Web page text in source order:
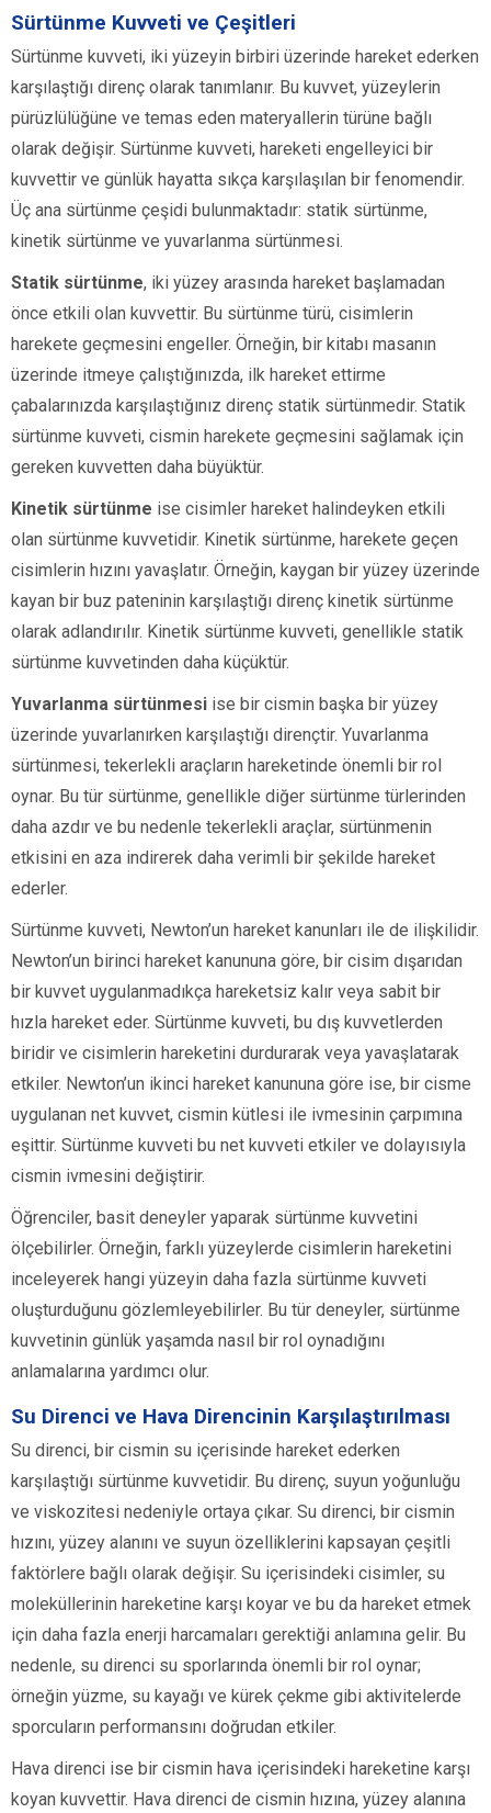
Sürtünme Kuvveti ve Çeşitleri
Sürtünme kuvveti, iki yüzeyin birbiri üzerinde hareket ederken
karşılaştığı direnç olarak tanımlanır. Bu kuvvet, yüzeylerin
pürüzlülüğüne ve temas eden materyallerin türüne bağlı
olarak değişir. Sürtünme kuvveti, hareketi engelleyici bir
kuvvettir ve günlük hayatta sıkça karşılaşılan bir fenomendir.
Üç ana sürtünme çeşidi bulunmaktadır: statik sürtünme,
kinetik sürtünme ve yuvarlanma sürtünmesi.
Statik sürtünme, iki yüzey arasında hareket başlamadan
önce etkili olan kuvvettir. Bu sürtünme türü, cisimlerin
harekete geçmesini engeller. Örneğin, bir kitabı masanın
üzerinde itmeye çalıştığınızda, ilk hareket ettirme
çabalarınızda karşılaştığınız direnç statik sürtünmedir. Statik
sürtünme kuvveti, cismin harekete geçmesini sağlamak için
gereken kuvvetten daha büyüktür.
Kinetik sürtünme ise cisimler hareket halindeyken etkili
olan sürtünme kuvvetidir. Kinetik sürtünme, harekete geçen
cisimlerin hızını yavaşlatır. Örneğin, kaygan bir yüzey üzerinde
kayan bir buz pateninin karşılaştığı direnç kinetik sürtünme
olarak adlandırılır. Kinetik sürtünme kuvveti, genellikle statik
sürtünme kuvvetinden daha küçüktür.
Yuvarlanma sürtünmesi ise bir cismin başka bir yüzey
üzerinde yuvarlanırken karşılaştığı dirençtir. Yuvarlanma
sürtünmesi, tekerlekli araçların hareketinde önemli bir rol
oynar. Bu tür sürtünme, genellikle diğer sürtünme türlerinden
daha azdır ve bu nedenle tekerlekli araçlar, sürtünmenin
etkisini en aza indirerek daha verimli bir şekilde hareket
ederler.
Sürtünme kuvveti, Newton’un hareket kanunları ile de ilişkilidir.
Newton’un birinci hareket kanununa göre, bir cisim dışarıdan
bir kuvvet uygulanmadıkça hareketsiz kalır veya sabit bir
hızla hareket eder. Sürtünme kuvveti, bu dış kuvvetlerden
biridir ve cisimlerin hareketini durdurarak veya yavaşlatarak
etkiler. Newton’un ikinci hareket kanununa göre ise, bir cisme
uygulanan net kuvvet, cismin kütlesi ile ivmesinin çarpımına
eşittir. Sürtünme kuvveti bu net kuvveti etkiler ve dolayısıyla
cismin ivmesini değiştirir.
Öğrenciler, basit deneyler yaparak sürtünme kuvvetini
ölçebilirler. Örneğin, farklı yüzeylerde cisimlerin hareketini
inceleyerek hangi yüzeyin daha fazla sürtünme kuvveti
oluşturduğunu gözlemleyebilirler. Bu tür deneyler, sürtünme
kuvvetinin günlük yaşamda nasıl bir rol oynadığını
anlamalarına yardımcı olur.
Su Direnci ve Hava Direncinin Karşılaştırılması
Su direnci, bir cismin su içerisinde hareket ederken
karşılaştığı sürtünme kuvvetidir. Bu direnç, suyun yoğunluğu
ve viskozitesi nedeniyle ortaya çıkar. Su direnci, bir cismin
hızını, yüzey alanını ve suyun özelliklerini kapsayan çeşitli
faktörlere bağlı olarak değişir. Su içerisindeki cisimler, su
moleküllerinin hareketine karşı koyar ve bu da hareket etmek
için daha fazla enerji harcamaları gerektiği anlamına gelir. Bu
nedenle, su direnci su sporlarında önemli bir rol oynar;
örneğin yüzme, su kayağı ve kürek çekme gibi aktivitelerde
sporcuların performansını doğrudan etkiler.
Hava direnci ise bir cismin hava içerisindeki hareketine karşı
koyan kuvvettir. Hava direnci de cismin hızına, yüzey alanına